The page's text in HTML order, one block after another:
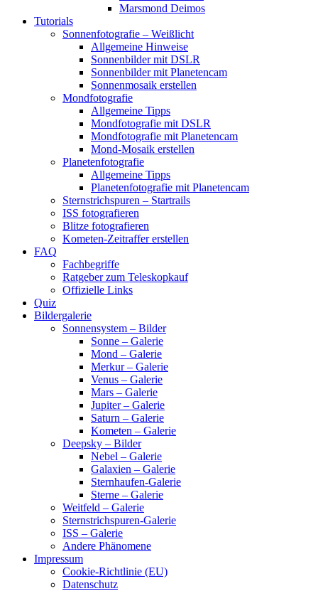
Marsmond Deimos
Tutorials
Sonnenfotografie – Weißlicht
Allgemeine Hinweise
Sonnenbilder mit DSLR
Sonnenbilder mit Planetencam
Sonnenmosaik erstellen
Mondfotografie
Allgemeine Tipps
Mondfotografie mit DSLR
Mondfotografie mit Planetencam
Mond-Mosaik erstellen
Planetenfotografie
Allgemeine Tipps
Planetenfotografie mit Planetencam
Sternstrichspuren – Startrails
ISS fotografieren
Blitze fotografieren
Kometen-Zeitraffer erstellen
FAQ
Fachbegriffe
Ratgeber zum Teleskopkauf
Offizielle Links
Quiz
Bildergalerie
Sonnensystem – Bilder
Sonne – Galerie
Mond – Galerie
Merkur – Galerie
Venus – Galerie
Mars – Galerie
Jupiter – Galerie
Saturn – Galerie
Kometen – Galerie
Deepsky – Bilder
Nebel – Galerie
Galaxien – Galerie
Sternhaufen-Galerie
Sterne – Galerie
Weitfeld – Galerie
Sternstrichspuren-Galerie
ISS – Galerie
Andere Phänomene
Impressum
Cookie-Richtlinie (EU)
Datenschutz